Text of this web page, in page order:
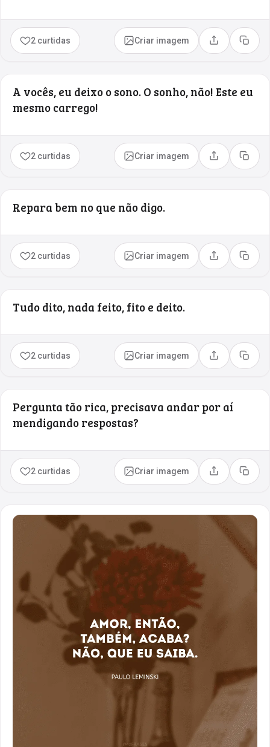
2 curtidas Criar imagem Compartilhar
Copiar
A vocês, eu deixo o sono. O sonho, não! Este eu
mesmo carrego!
2 curtidas Criar imagem Compartilhar
Copiar
Repara bem no que não digo.
2 curtidas Criar imagem Compartilhar
Copiar
Tudo dito, nada feito, fito e deito.
2 curtidas Criar imagem Compartilhar
Copiar
Pergunta tão rica, precisava andar por aí
mendigando respostas?
2 curtidas Criar imagem Compartilhar
Copiar